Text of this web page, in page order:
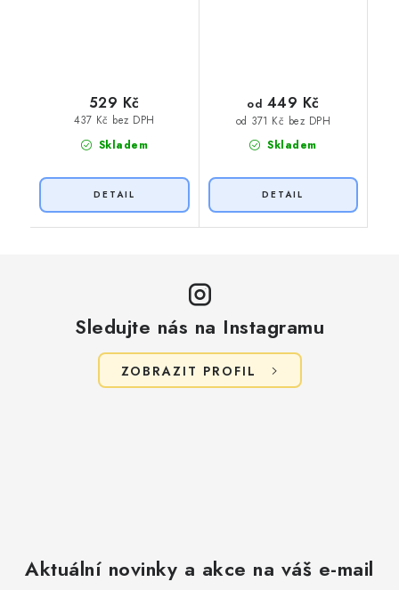
Skladem
437 Kč bez DPH
529 Kč
Skladem
od 371 Kč bez DPH
od 449 Kč
Sledujte nás na Instagramu
ZOBRAZIT PROFIL
Aktuální novinky a akce na váš e-mail